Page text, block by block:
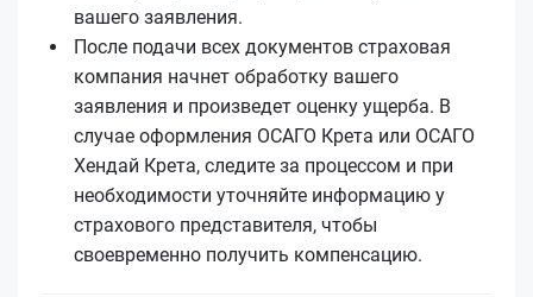
вашего заявления.
После подачи всех документов страховая
компания начнет обработку вашего
заявления и произведет оценку ущерба. В
случае оформления ОСАГО Крета или ОСАГО
Хендай Крета, следите за процессом и при
необходимости уточняйте информацию у
страхового представителя, чтобы
своевременно получить компенсацию.